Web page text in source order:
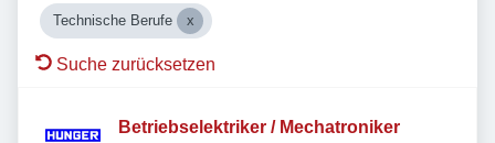
Technische Berufe
Suche zurücksetzen
Betriebselektriker / Mechatroniker